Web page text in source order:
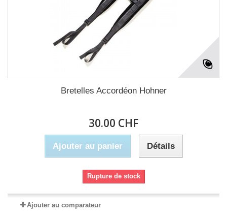
Bretelles Accordéon Hohner
30.00 CHF
Ajouter au panier Détails
Rupture de stock
Ajouter au comparateur